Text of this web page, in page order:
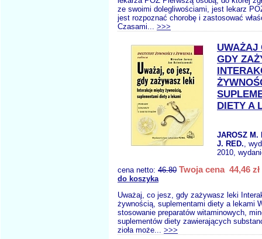
ze swoimi dolegliwościami, jest lekarz
jest rozpoznać chorobę i zastosować
Czasami... >>>
UWAŻAJ
GDY
DIETY A
JAROSZ M.
J. RED.,
2010,
cena netto: 46.80 Twoja cena 44,46 zł
do koszyka
Uważaj, co jesz, gdy zażywasz leki
żywnością, suplementami diety a lekami
stosowanie preparatów witaminowych,
suplementów diety zawierających
zioła może... >>>